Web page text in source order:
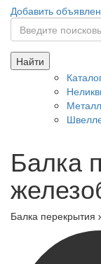
Добавить
Найти
Балка
Балка перекрытия